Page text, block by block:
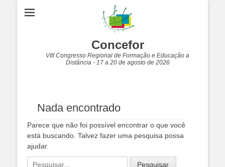
Concefor
VIII Congresso Regional de Formação e Educação a
Distância - 17 a 20 de agosto de 2026
Nada encontrado
Parece que não foi possível encontrar o que você
está buscando. Talvez fazer uma pesquisa possa
ajudar.
Pesquisar